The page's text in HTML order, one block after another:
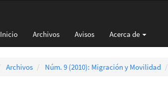
Inicio Archivos Avisos Acerca de
Archivos Núm. 9 (2010): Migración y Movilidad